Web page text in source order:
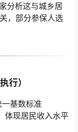
分析这与城乡居
，部分参保人选
行）
基数标准
体现居民收入水平